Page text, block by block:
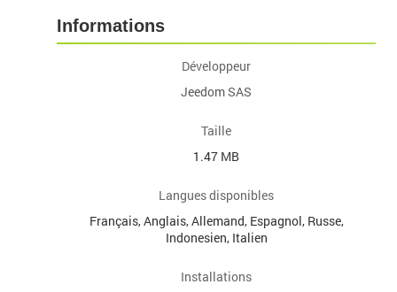
Informations
Développeur
Jeedom SAS
Taille
1.47 MB
Langues disponibles
Français, Anglais, Allemand, Espagnol, Russe,
Indonesien, Italien
Installations